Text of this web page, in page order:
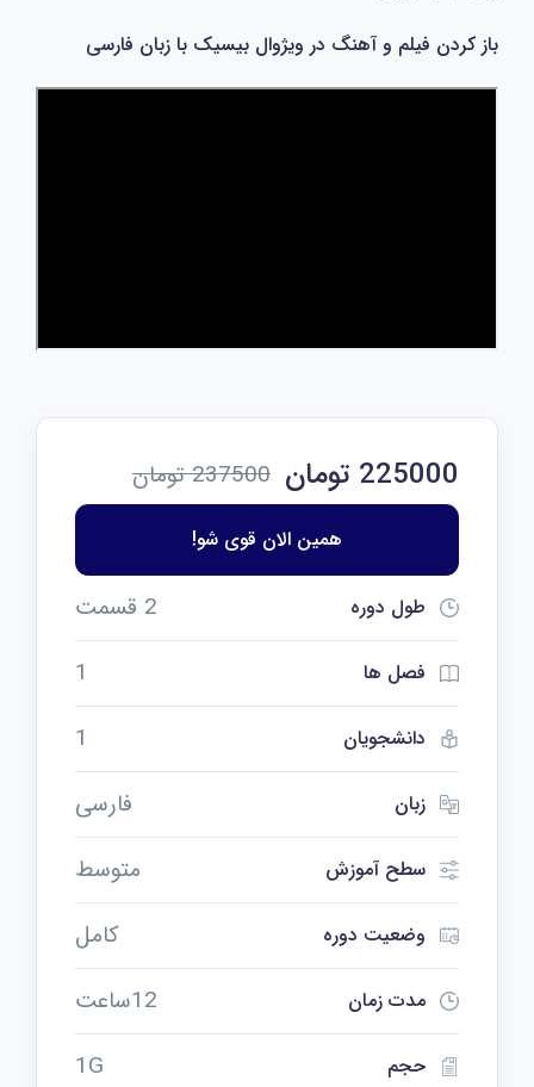
باز کردن فیلم و آهنگ در ویژوال بیسیک با زبان فارسی
225000 تومان 237500 تومان
همین الان قوی شو!
طول دوره 2 قسمت
فصل ها 1
دانشجویان 1
زبان فارسی
سطح آموزش متوسط
وضعیت دوره کامل
مدت زمان 12ساعت
حجم 1G